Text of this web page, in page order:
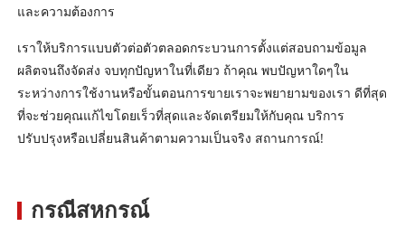
และความต้องการ
เราให้บริการแบบตัวต่อตัวตลอดกระบวนการตั้งแต่สอบถามข้อมูล
ผลิตจนถึงจัดส่ง จบทุกปัญหาในที่เดียว ถ้าคุณ พบปัญหาใดๆใน
ระหว่างการใช้งานหรือขั้นตอนการขายเราจะพยายามของเรา ดีที่สุด
ที่จะช่วยคุณแก้ไขโดยเร็วที่สุดและจัดเตรียมให้กับคุณ บริการ
ปรับปรุงหรือเปลี่ยนสินค้าตามความเป็นจริง สถานการณ์!
กรณีสหกรณ์